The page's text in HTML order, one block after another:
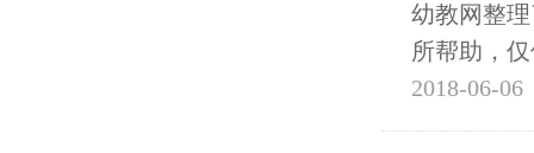
幼教网整
所帮助，
2018-06-06